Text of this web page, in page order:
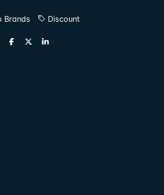
Brands Discount